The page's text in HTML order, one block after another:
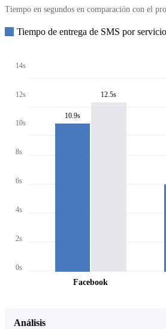
Tiempo en segundos en comparación con el
Tiempo de entrega de SMS por servicio
14s
12s
10s
8s
6s
4s
2s
0s
10.9s
12.5s
Facebook
Análisis